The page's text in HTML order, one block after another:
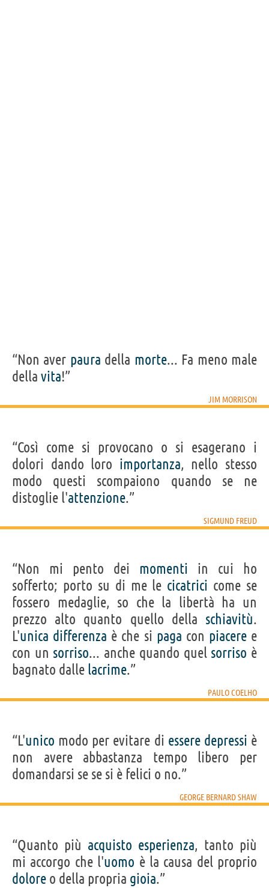
“Non aver paura della morte... Fa meno male
della vita!”
JIM MORRISON
“Così come si provocano o si esagerano i
dolori dando loro importanza, nello stesso
modo questi scompaiono quando se ne
distoglie l'attenzione.”
SIGMUND FREUD
“Non mi pento dei momenti in cui ho
sofferto; porto su di me le cicatrici come se
fossero medaglie, so che la libertà ha un
prezzo alto quanto quello della schiavitù.
L'unica differenza è che si paga con piaceree
con un sorriso... anche quando quel sorriso è
bagnato dalle lacrime.”
PAULO COELHO
“L'unico modo per evitare di essere depressi è
non avere abbastanza tempo libero per
domandarsi se se si è felici o no.”
GEORGE BERNARD SHAW
“Quanto più acquisto esperienza, tanto più
mi accorgo che l'uomo è la causa del proprio
dolore o della propria gioia.”